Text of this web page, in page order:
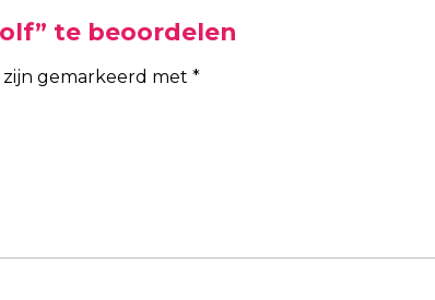
te beoordelen
gemarkeerd met *